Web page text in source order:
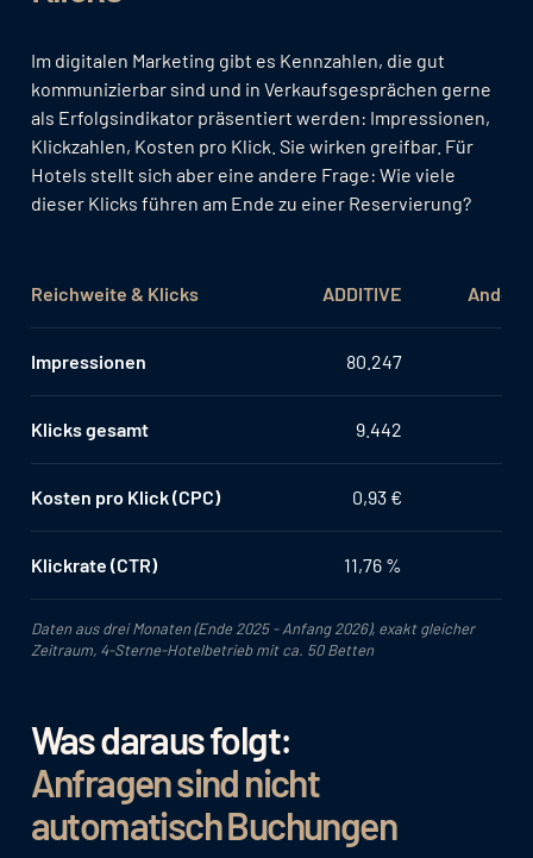
Im digitalen Marketing gibt es Kennzahlen, die gut
kommunizierbar sind und in Verkaufsgesprächen gerne
als Erfolgsindikator präsentiert werden: Impressionen,
Klickzahlen, Kosten pro Klick. Sie wirken greifbar. Für
Hotels stellt sich aber eine andere Frage: Wie viele
dieser Klicks führen am Ende zu einer Reservierung?
Reichweite & Klicks ADDITIVE
Impressionen 80.247
Klicks gesamt 9.442
Kosten pro Klick (CPC) 0,93 €
Klickrate (CTR) 11,76 %
Daten aus drei Monaten (Ende 2025 - Anfang 2026), exakt gleicher
Zeitraum, 4-Sterne-Hotelbetrieb mit ca. 50 Betten
Was daraus folgt:
Anfragen sind nicht
automatisch Buchungen